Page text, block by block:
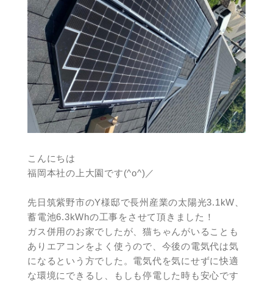
こんにちは
福岡本社の上大園です(^o^)／
先日筑紫野市のY様邸で長州産業の太陽光3.1kW、
蓄電池6.3kWhの工事をさせて頂きました！
ガス併用のお家でしたが、猫ちゃんがいることも
ありエアコンをよく使うので、今後の電気代は気
になるという方でした。電気代を気にせずに快適
な環境にできるし、もしも停電した時も安心です